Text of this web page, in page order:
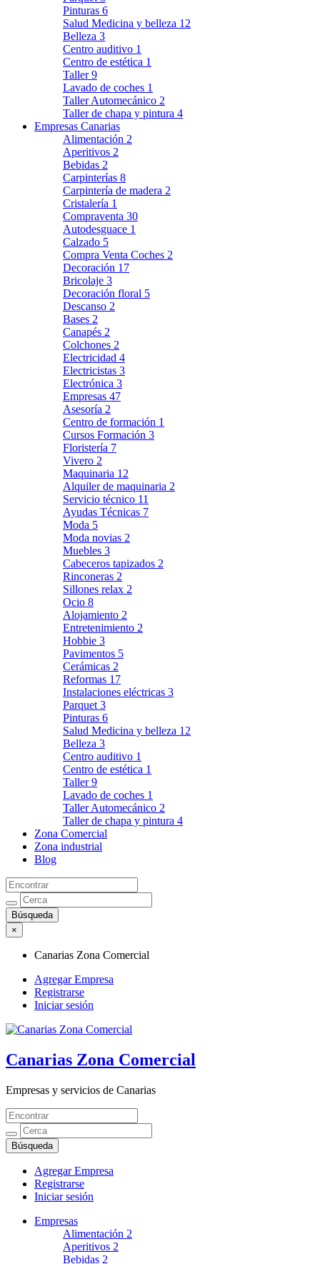
Pinturas 6
Salud Medicina y belleza 12
Belleza 3
Centro auditivo 1
Centro de estética 1
Taller9
Lavado de coches 1
Taller Automecánico 2
Taller de chapa y pintura 4
Empresas Canarias
Alimentación 2
Aperitivos 2
Bebidas 2
Carpinterías 8
Carpintería de madera 2
Cristalería 1
Compraventa 30
Autodesguace 1
Calzado 5
Compra Venta Coches 2
Decoración 17
Bricolaje 3
Decoración floral 5
Descanso 2
Bases 2
Canapés 2
Colchones 2
Electricidad 4
Electricistas 3
Electrónica 3
Empresas 47
Asesoría 2
Centro de formación 1
Cursos Formación 3
Floristería 7
Vivero 2
Maquinaria 12
Alquiler de maquinaria 2
Servicio técnico 11
Ayudas Técnicas 7
Moda 5
Moda novias 2
Muebles 3
Cabeceros tapizados 2
Rinconeras 2
Sillones relax 2
Ocio 8
Alojamiento 2
Entretenimiento 2
Hobbie 3
Pavimentos 5
Cerámicas 2
Reformas 17
Instalaciones eléctricas 3
Parquet 3
Pinturas 6
Salud Medicina y belleza 12
Belleza 3
Centro auditivo 1
Centro de estética 1
Taller9
Lavado de coches 1
Taller Automecánico 2
Taller de chapa y pintura 4
Zona Comercial
Zona industrial
Blog
×
Canarias Zona Comercial
Agregar Empresa
Registrarse
Iniciar sesión
Canarias Zona Comercial
Empresas y servicios de Canarias
Agregar Empresa
Registrarse
Iniciar sesión
Empresas
Alimentación 2
Aperitivos 2
Bebidas 2